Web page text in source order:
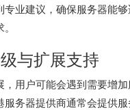
专业建议，确保服务器能
与扩展支持
，用户可能会遇到需要增
服务器提供商通常会提供